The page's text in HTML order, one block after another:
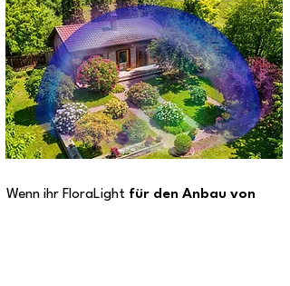
Wenn ihr FloraLight für den Anbau von